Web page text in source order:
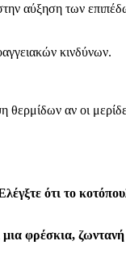
αύξηση των
κινδύνων.
θερμίδων αν οι
ότι το
φρέσκια,